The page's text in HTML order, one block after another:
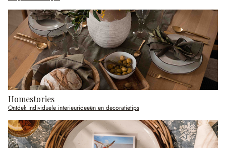
Homestories
Ontdek individuele interieurideeën en decoratietips